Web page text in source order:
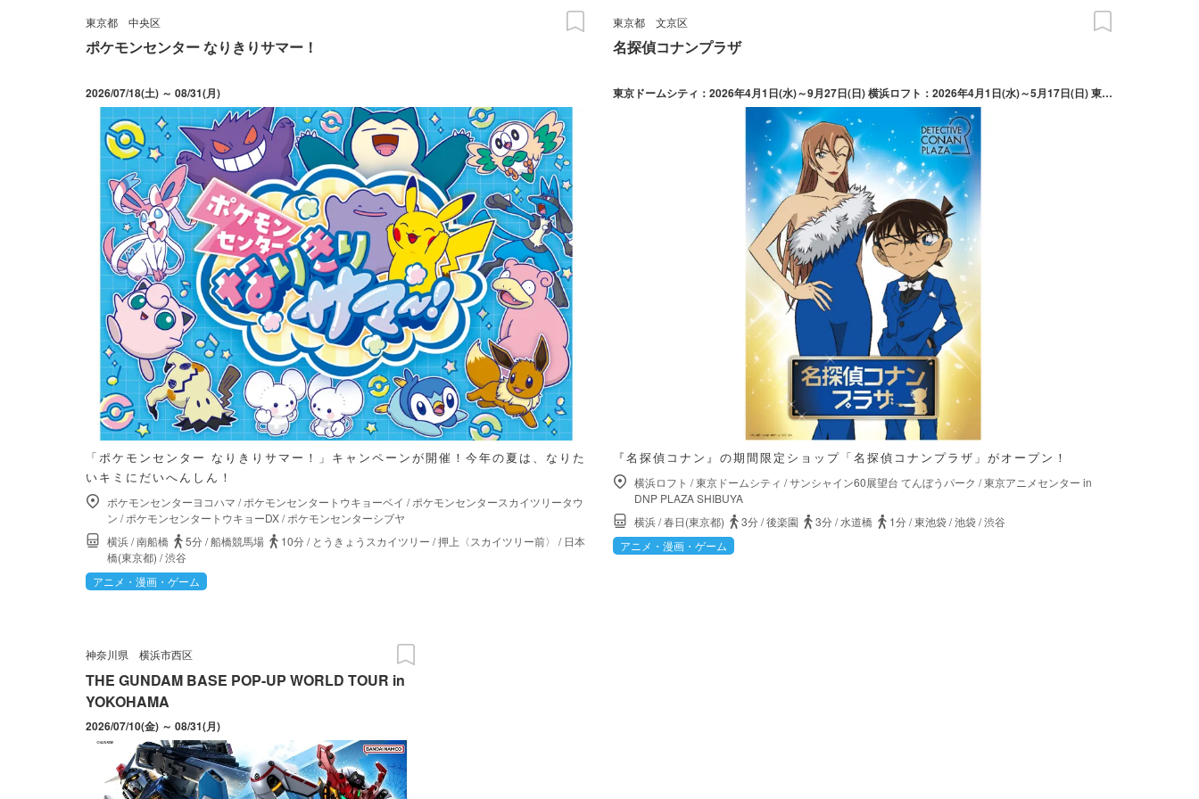
東京都 中央区
ポケモンセンター なりきりサマー！
2026/07/18(土) ～ 08/31(月)
「ポケモンセンター なりきりサマー！」キャンペーンが開催！今年の夏は、なりた
いキミにだいへんしん！
ポケモンセンターヨコハマ /ポケモンセンタートウキョーベイ /ポケモンセンタースカイツリータウ
ン /ポケモンセンタートウキョーDX/ポケモンセンターシブヤ
横浜/南船橋 5分/船橋競馬場 10分/ とうきょうスカイツリー /押上〈スカイツリー前〉 / 日本
橋(東京都) /渋谷
アニメ・漫画・ゲーム
東京都 文京区
名探偵コナンプラザ
東京ドームシティ：2026年4月1日(水)～9月27日(日) 横浜ロフト：2026年4月1日(水)～5月17日(日) 東京アニメセンターin DNP PLAZA SHIBUYA：2026年4月3日(金)～5月10日(日) サンシャイン60展望台：2026年4月8日(水)～6月7日(日)
『名探偵コナン』の期間限定ショップ「名探偵コナンプラザ」がオープン！
横浜ロフト /東京ドームシティ /サンシャイン60展望台 てんぼうパーク /東京アニメセンター in
DNP PLAZA SHIBUYA
横浜/春日(東京都) 3分/後楽園 3分/水道橋 1分/東池袋/池袋/渋谷
アニメ・漫画・ゲーム
神奈川県 横浜市西区
THE GUNDAM BASE POP-UP WORLD TOUR in
YOKOHAMA
2026/07/10(金) ～ 08/31(月)